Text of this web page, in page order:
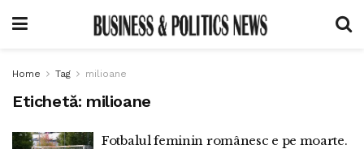
Home Tag milioane
Etichetă: milioane
Fotbalul feminin românesc e pe moarte.